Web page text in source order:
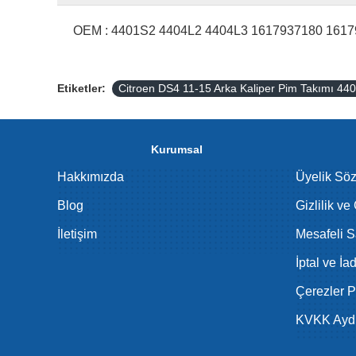
OEM : 4401S2 4404L2 4404L3 1617937180
Etiketler: Citroen DS4 11-15 Arka Kaliper Pim Takımı
Kurumsal
Hakkımızda
Blog
İletişim
Üyelik
Gizlilik ve
Mesafeli
İptal ve
Çerezler
KVKK